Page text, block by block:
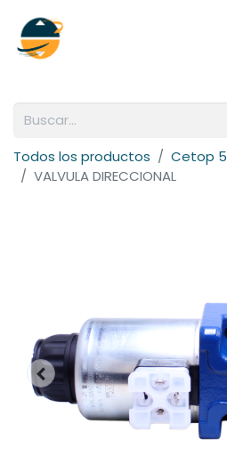
Todos los productos
Cetop 5
VALVULA DIRECCIONAL